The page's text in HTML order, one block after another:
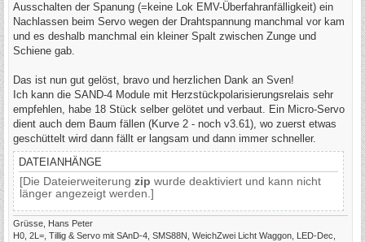
Ausschalten der Spanung (=keine Lok EMV-Überfahranfälligkeit) ein
Nachlassen beim Servo wegen der Drahtspannung manchmal vor kam
und es deshalb manchmal ein kleiner Spalt zwischen Zunge und
Schiene gab.
Das ist nun gut gelöst, bravo und herzlichen Dank an Sven!
Ich kann die SAND-4 Module mit Herzstückpolarisierungsrelais sehr
empfehlen, habe 18 Stück selber gelötet und verbaut. Ein Micro-Servo
dient auch dem Baum fällen (Kurve 2 - noch v3.61), wo zuerst etwas
geschüttelt wird dann fällt er langsam und dann immer schneller.
DATEIANHÄNGE
[Die Dateierweiterung zip wurde deaktiviert und kann nicht
länger angezeigt werden.]
Grüsse, Hans Peter
H0, 2L=, Tillig & Servo mit SAnD-4, SMS88N, WeichZwei Licht Waggon, LED-Dec,